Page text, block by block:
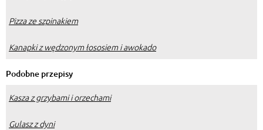
Pizza ze szpinakiem
Kanapki z wędzonym łososiem i awokado
Podobne przepisy
Kasza z grzybami i orzechami
Gulasz z dyni